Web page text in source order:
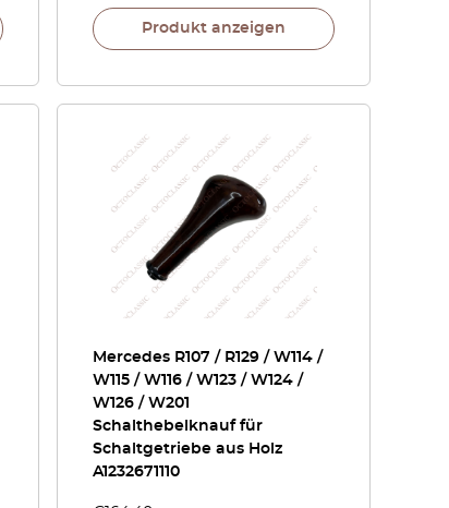
Produkt anzeigen
Mercedes R107 / R129 / W114 /
W115 / W116 / W123 / W124 /
W126 / W201
Schalthebelknauf für
Schaltgetriebe aus Holz
A1232671110